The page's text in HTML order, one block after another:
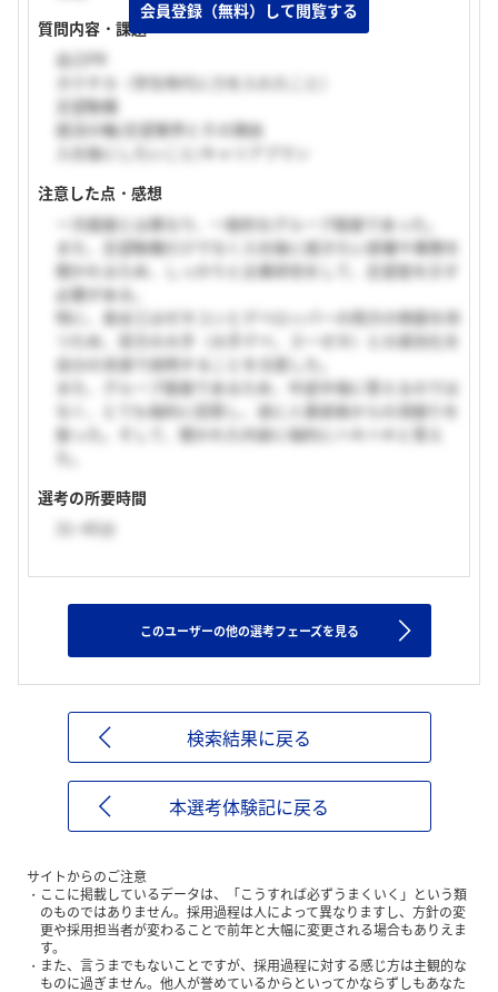
質問内容・課題
自己PR
ガクチカ（学生時代に力を入れたこと）
志望動機
就活の軸/志望業界とその理由
入社後にしたいこと/キャリアプラン
注意した点・感想
一次面接とは異なり、一般的なグループ面接であった。
また、志望動機だけでなく入社後に就きたい部署や業務を
聞かれるため、しっかりと企業研究をして、志望度を示す
必要がある。
特に、長谷工はゼネコンとデベロッパーの両方の側面を持
つため、双方の大手（大手デべ、スーゼネ）との差別化を
自分の言語で説明することを注意した。
また、グループ面接であるため、中途半端に答えるのでは
なく、とても端的に回答し、逆に人事部員からの深掘りを
狙った。そして、聞かれた内容に端的にハキハキと答え
選考の所要時間
31~45分
このユーザーの他の選考フェーズを見る
検索結果に戻る
本選考体験記に戻る
サイトからのご注意
ここに掲載しているデータは、「こうすれば必ずうまくいく」という類
のものではありません。採用過程は人によって異なりますし、方針の変
更や採用担当者が変わることで前年と大幅に変更される場合もありえま
す。
また、言うまでもないことですが、採用過程に対する感じ方は主観的な
ものに過ぎません。他人が誉めているからといってかならずしもあなた